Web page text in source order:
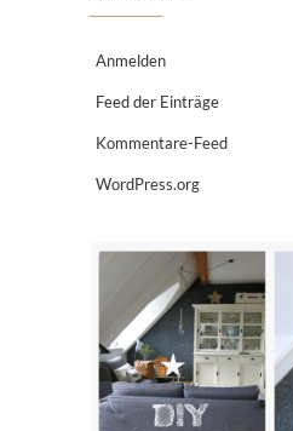
Anmelden
Feed der Einträge
Kommentare-Feed
WordPress.org